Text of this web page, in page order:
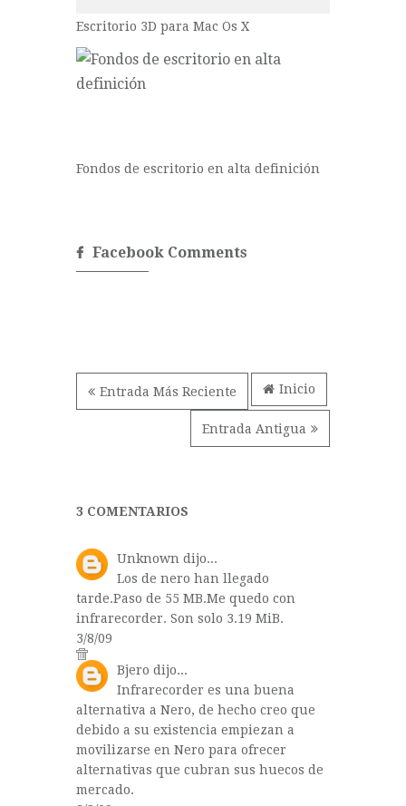
Escritorio 3D para Mac Os X
Fondos de escritorio en alta definición
Facebook Comments
Entrada Más Reciente
Entrada Antigua
Inicio
3 COMENTARIOS
Unknown dijo...
Los de nero han llegado
tarde.Paso de 55 MB.Me quedo con
infrarecorder. Son solo 3.19 MiB.
3/8/09
Bjero dijo...
Infrarecorder es una buena
alternativa a Nero, de hecho creo que
debido a su existencia empiezan a
movilizarse en Nero para ofrecer
alternativas que cubran sus huecos de
mercado.